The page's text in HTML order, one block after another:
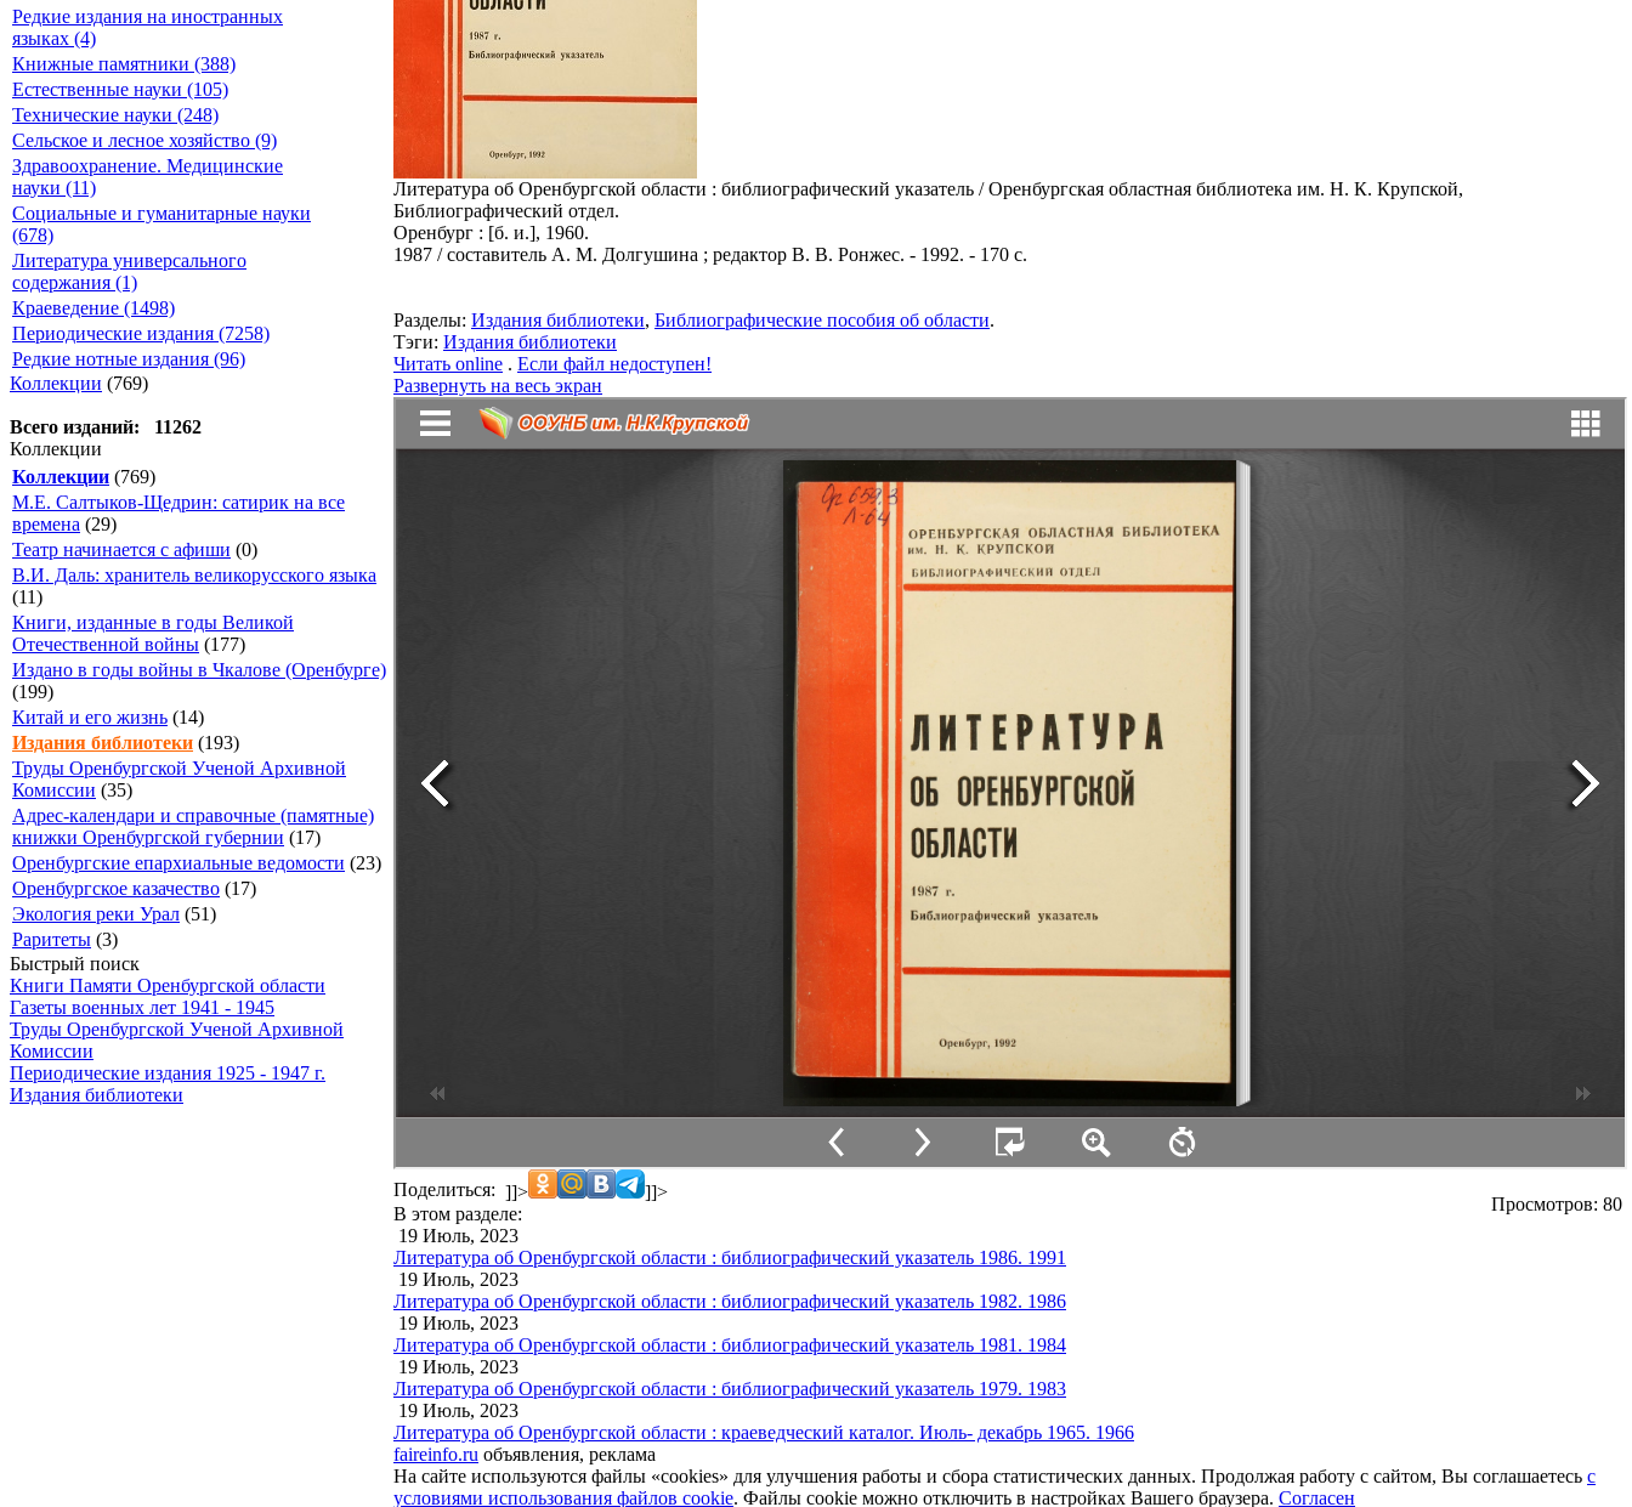
Редкие издания на иностранных
языках (4)
Книжные памятники (388)
Естественные науки (105)
Технические науки (248)
Сельское и лесное хозяйство (9)
Здравоохранение. Медицинские
науки (11)
Социальные и гуманитарные науки
(678)
Литература универсального
содержания (1)
Краеведение (1498)
Периодические издания (7258)
Редкие нотные издания (96)
Коллекции (769)
Всего изданий: 11262
Коллекции
Коллекции (769)
М.Е. Салтыков-Щедрин: сатирик на все
времена (29)
Театр начинается с афиши (0)
В.И. Даль: хранитель великорусского языка
(11)
Книги, изданные в годы Великой
Отечественной войны (177)
Издано в годы войны в Чкалове (Оренбурге)
(199)
Китай и его жизнь (14)
Издания библиотеки (193)
Труды Оренбургской Ученой Архивной
Комиссии (35)
Адрес-календари и справочные (памятные)
книжки Оренбургской губернии (17)
Оренбургские епархиальные ведомости (23)
Оренбургское казачество (17)
Экология реки Урал (51)
Раритеты (3)
Быстрый поиск
Книги Памяти Оренбургской области
Газеты военных лет 1941 - 1945
Труды Оренбургской Ученой Архивной
Комиссии
Периодические издания 1925 - 1947 г.
Издания библиотеки
Литература об Оренбургской области : библиографический указатель / Оренбургская областная библиотека им. Н. К. Крупской,
Библиографический отдел.
Оренбург : [б. и.], 1960.
1987 / составитель А. М. Долгушина ; редактор В. В. Ронжес. - 1992. - 170 с.
Разделы: Издания библиотеки, Библиографические пособия об области.
Тэги: Издания библиотеки
Читать online . Если файл недоступен!
Развернуть на весь экран
Просмотров: 80
Поделиться: ]]>
]]>
В этом разделе:
19 Июль, 2023
Литература об Оренбургской области : библиографический указатель 1986. 1991
19 Июль, 2023
Литература об Оренбургской области : библиографический указатель 1982. 1986
19 Июль, 2023
Литература об Оренбургской области : библиографический указатель 1981. 1984
19 Июль, 2023
Литература об Оренбургской области : библиографический указатель 1979. 1983
19 Июль, 2023
Литература об Оренбургской области : краеведческий каталог. Июль- декабрь 1965. 1966
faireinfo.ru объявления, реклама
На сайте используются файлы «cookies» для улучшения работы и сбора статистических данных. Продолжая работу с сайтом, Вы соглашаетесь с
условиями использования файлов cookie. Файлы cookie можно отключить в настройках Вашего браузера. Согласен